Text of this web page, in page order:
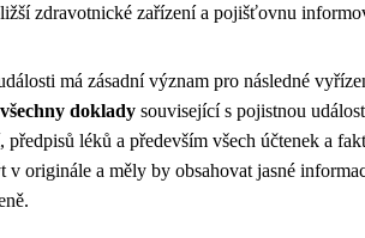
zdravotnické zařízení a pojišťovnu
má zásadní význam pro následné
doklady související s pojistnou
předpisů léků a především všech účtenek a
v originále a měly by obsahovat jasné